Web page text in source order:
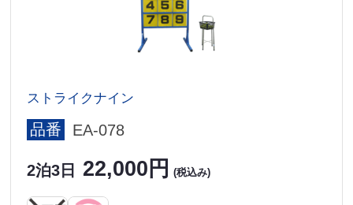
ストライクナイン
品番 EA-078
2泊3日 22,000円 (税込み)